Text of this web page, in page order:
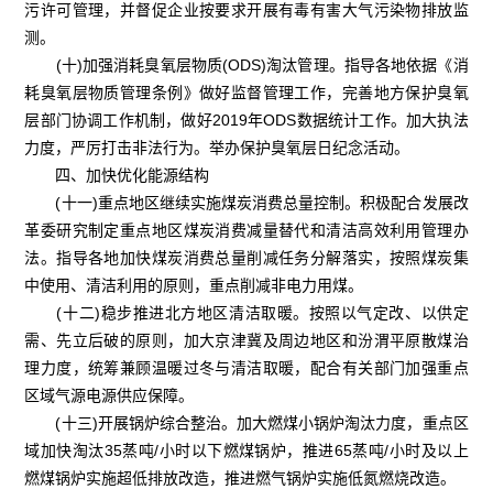
污许可管理，并督促企业按要求开展有毒有害大气污染物排放监
测。
(十)加强消耗臭氧层物质(ODS)淘汰管理。指导各地依据《消
耗臭氧层物质管理条例》做好监督管理工作，完善地方保护臭氧
层部门协调工作机制，做好2019年ODS数据统计工作。加大执法
力度，严厉打击非法行为。举办保护臭氧层日纪念活动。
四、加快优化能源结构
(十一)重点地区继续实施煤炭消费总量控制。积极配合发展改
革委研究制定重点地区煤炭消费减量替代和清洁高效利用管理办
法。指导各地加快煤炭消费总量削减任务分解落实，按照煤炭集
中使用、清洁利用的原则，重点削减非电力用煤。
(十二)稳步推进北方地区清洁取暖。按照以气定改、以供定
需、先立后破的原则，加大京津冀及周边地区和汾渭平原散煤治
理力度，统筹兼顾温暖过冬与清洁取暖，配合有关部门加强重点
区域气源电源供应保障。
(十三)开展锅炉综合整治。加大燃煤小锅炉淘汰力度，重点区
域加快淘汰35蒸吨/小时以下燃煤锅炉，推进65蒸吨/小时及以上
燃煤锅炉实施超低排放改造，推进燃气锅炉实施低氮燃烧改造。